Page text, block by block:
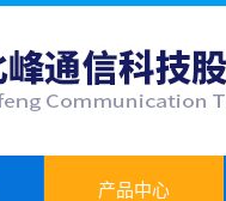
产品中心